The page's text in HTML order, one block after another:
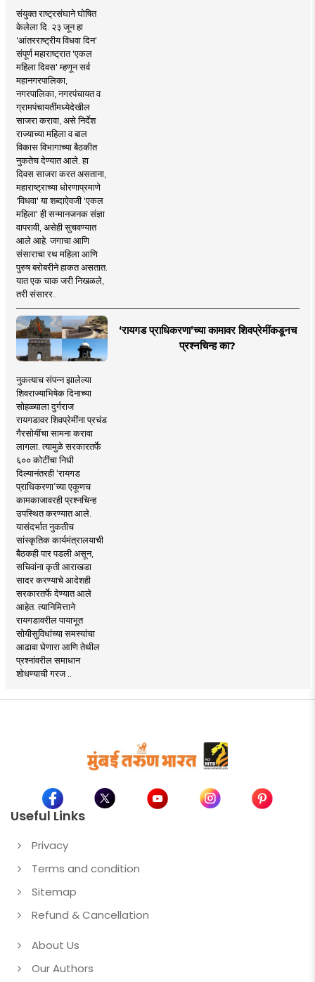
संयुक्त राष्ट्रसंघाने घोषित
केलेला दि. २३ जून हा
'आंतरराष्ट्रीय विधवा दिन'
संपूर्ण महाराष्ट्रात 'एकल
महिला दिवस' म्हणून सर्व
महानगरपालिका,
नगरपालिका, नगरपंचायत व
ग्रामपंचायतींमध्येदेखील
साजरा करावा, असे निर्देश
राज्याच्या महिला व बाल
विकास विभागाच्या बैठकीत
नुकतेच देण्यात आले. हा
दिवस साजरा करत असताना,
महाराष्ट्राच्या धोरणाप्रमाणे
'विधवा' या शब्दाऐवजी 'एकल
महिला' ही सन्मानजनक संज्ञा
वापरावी, असेही सुचवण्यात
आले आहे. जगाचा आणि
संसाराचा रथ महिला आणि
पुरुष बरोबरीने हाकत असतात.
यात एक चाक जरी निखळले,
तरी संसारर..
‘रायगड प्राधिकरणा’च्या कामावर शिवप्रेमींकडूनच
प्रश्नचिन्ह का?
नुकत्याच संपन्न झालेल्या
शिवराज्याभिषेक दिनाच्या
सोहळ्याला दुर्गराज
रायगडावर शिवप्रेमींना प्रचंड
गैरसोयींचा सामना करावा
लागला. त्यामुळे सरकारतर्फे
६०० कोटींचा निधी
दिल्यानंतरही ‘रायगड
प्राधिकरणा’च्या एकूणच
कामकाजावरही प्रश्नचिन्ह
उपस्थित करण्यात आले.
यासंदर्भात नुकतीच
सांस्कृतिक कार्यमंत्रालयाची
बैठकही पार पडली असून,
सचिवांना कृती आराखडा
सादर करण्याचे आदेशही
सरकारतर्फे देण्यात आले
आहेत. त्यानिमित्ताने
रायगडावरील पायाभूत
सोयीसुविधांच्या समस्यांचा
आढावा घेणारा आणि तेथील
प्रश्नांवरील समाधान
शोधण्याची गरज ..
Useful Links
Privacy
Terms and condition
Sitemap
Refund & Cancellation
About Us
Our Authors